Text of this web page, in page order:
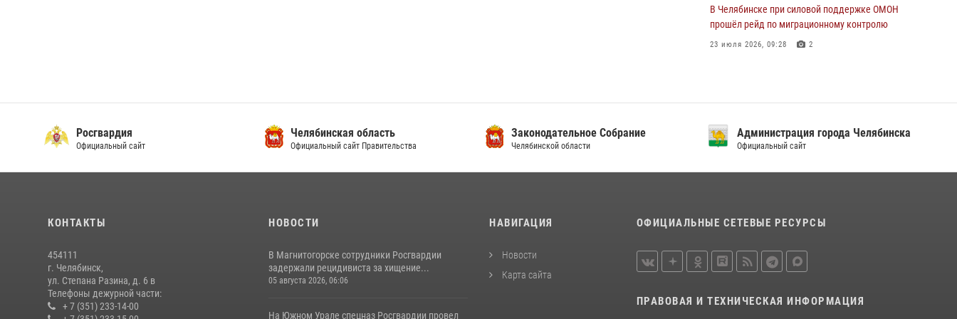
В Челябинске при силовой поддержке ОМОН
прошёл рейд по миграционному контролю
23 июля 2026, 09:28 2
скорой помощи
14 июля 2026, 12:16
В Челябинске росгвардейцы обсудили с
По горячим следам задержали
челябинские росгвардейцы
На Южном Урале продолжается акция
Росгвардия
Официальный сайт
Челябинская область
Официальный сайт Правительства
Законодательное Собрание
Челябинской области
Администрация города Челябинска
Официальный сайт
КОНТАКТЫ
454111
г. Челябинск,
ул. Степана Разина, д. 6 в
Телефоны дежурной части:
+ 7 (351) 233-14-00
НОВОСТИ
В Магнитогорске сотрудники Росгвардии
задержали рецидивиста за хищение...
05 августа 2026, 06:06
На Южном Урале спецназ Росгвардии провел
НАВИГАЦИЯ
Новости
Карта сайта
ОФИЦИАЛЬНЫЕ СЕТЕВЫЕ РЕСУРСЫ
ПРАВОВАЯ И ТЕХНИЧЕСКАЯ ИНФОРМАЦИЯ